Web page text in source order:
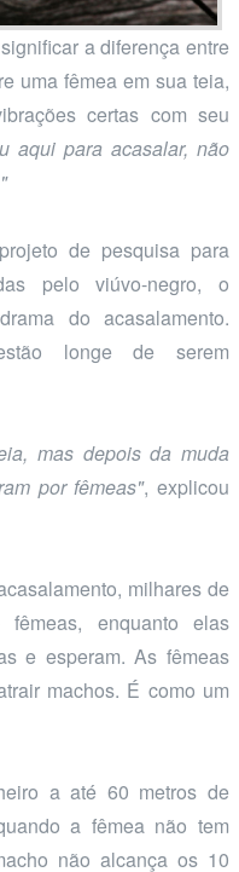
a diferença entre
uma fêmea em sua teia,
certas com seu
aqui para acasalar, não
de pesquisa para
pelo viúvo-negro, o
do acasalamento.
longe de serem
mas depois da muda
por fêmeas", explicou
milhares de
enquanto elas
e esperam. As fêmeas
machos. É como um
a até 60 metros de
a fêmea não tem
não alcança os 10